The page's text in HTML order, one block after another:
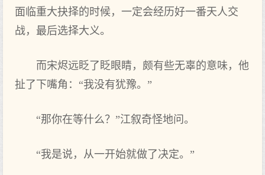
面临重大抉择的时候，一定会经历好一番天人交
战，最后选择大义。
而宋烬远眨了眨眼睛，颇有些无辜的意味，他
扯了下嘴角：“我没有犹豫。”
“那你在等什么？”江叙奇怪地问。
“我是说，从一开始就做了决定。”